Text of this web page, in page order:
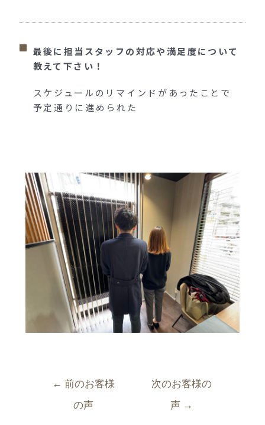
最後に担当スタッフの対応や満足度について
教えて下さい！
スケジュールのリマインドがあったことで
予定通りに進められた
← 前のお客様
の声
次のお客様の
声 →